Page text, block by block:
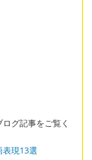
グ記事をご覧く
表現13選